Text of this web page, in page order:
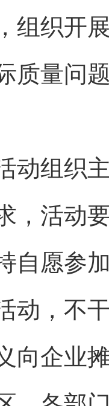
组织开
质量问
组织主
，活动
自愿参
动，不
向企业